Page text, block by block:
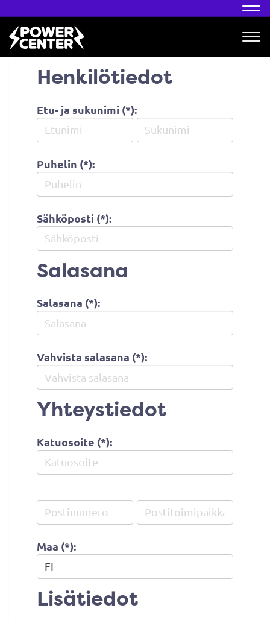
Henkilötiedot
Etu- ja sukunimi (*):
Puhelin (*):
Sähköposti (*):
Salasana
Salasana (*):
Vahvista salasana (*):
Yhteystiedot
Katuosoite (*):
Maa (*):
Lisätiedot